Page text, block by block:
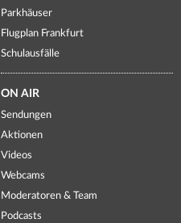
Parkhäuser
Flugplan Frankfurt
Schulausfälle
ON AIR
Sendungen
Aktionen
Videos
Webcams
Moderatoren & Team
Podcasts